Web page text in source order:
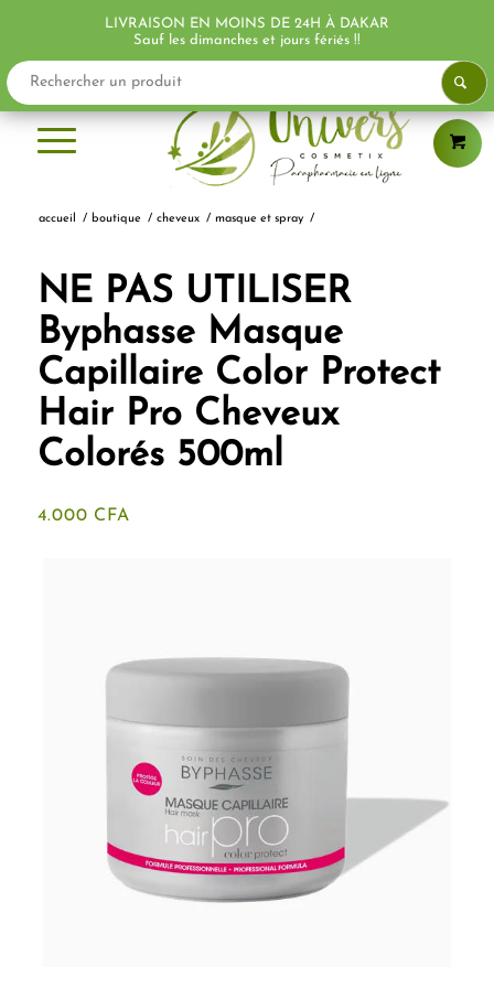
accueil / boutique / cheveux / masque et spray /
NE PAS UTILISER
Byphasse Masque
Capillaire Color Protect
Hair Pro Cheveux
Colorés 500ml
4.000 CFA
LIVRAISON EN MOINS DE 24H À DAKAR
Sauf les dimanches et jours fériés !!